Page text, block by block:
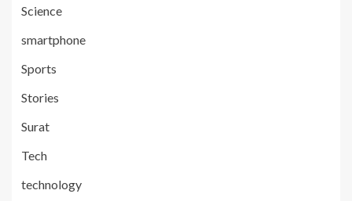
Science
smartphone
Sports
Stories
Surat
Tech
technology